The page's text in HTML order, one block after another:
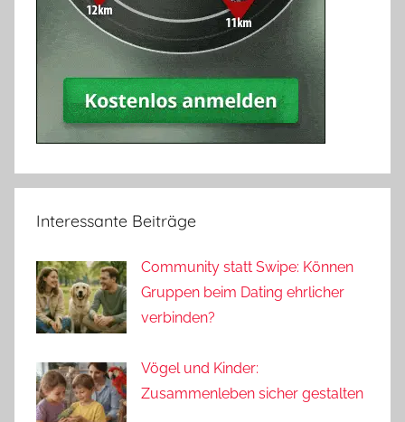
Interessante Beiträge
Community statt Swipe: Können
Gruppen beim Dating ehrlicher
verbinden?
Vögel und Kinder:
Zusammenleben sicher gestalten